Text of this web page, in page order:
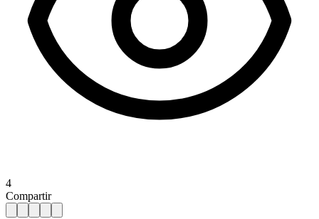
4
Compartir